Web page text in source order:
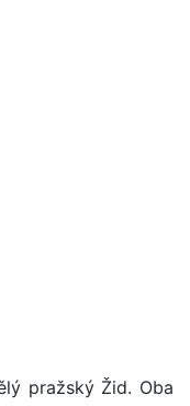
pražský Žid. Oba